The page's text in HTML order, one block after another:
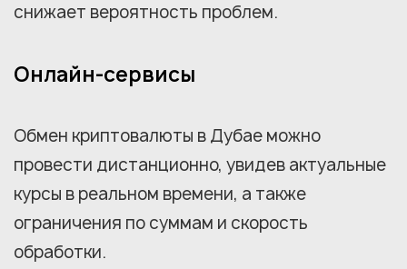
снижает вероятность проблем.
Онлайн-сервисы
Обмен криптовалюты в Дубае можно
провести дистанционно, увидев актуальные
курсы в реальном времени, а также
ограничения по суммам и скорость
обработки.